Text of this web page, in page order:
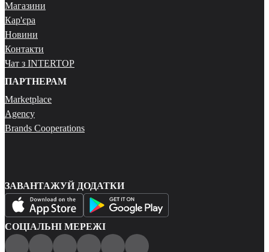
Магазини
Кар'єра
Новини
Контакти
Чат з INTERTOP
ПАРТНЕРАМ
Marketplace
Agency
Brands Cooperations
ЗАВАНТАЖУЙ ДОДАТКИ
СОЦІАЛЬНІ МЕРЕЖІ